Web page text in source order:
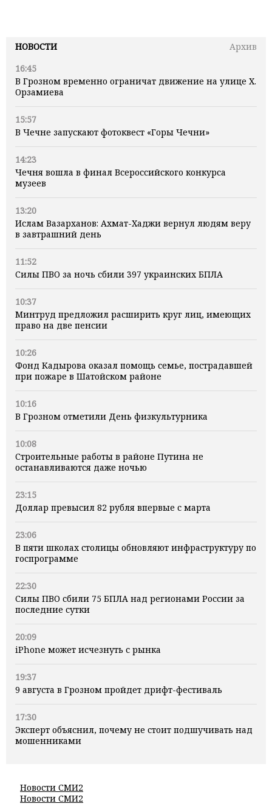
НОВОСТИ
Архив
16:45
В Грозном временно ограничат движение на улице Х.
Орзамиева
15:57
В Чечне запускают фотоквест «Горы Чечни»
14:23
Чечня вошла в финал Всероссийского конкурса
музеев
13:20
Ислам Вазарханов: Ахмат-Хаджи вернул людям веру
в завтрашний день
11:52
Силы ПВО за ночь сбили 397 украинских БПЛА
10:37
Минтруд предложил расширить круг лиц, имеющих
право на две пенсии
10:26
Фонд Кадырова оказал помощь семье, пострадавшей
при пожаре в Шатойском районе
10:16
В Грозном отметили День физкультурника
10:08
Строительные работы в районе Путина не
останавливаются даже ночью
23:15
Доллар превысил 82 рубля впервые с марта
23:06
В пяти школах столицы обновляют инфраструктуру по
госпрограмме
22:30
Силы ПВО сбили 75 БПЛА над регионами России за
последние сутки
20:09
iPhone может исчезнуть с рынка
19:37
9 августа в Грозном пройдет дрифт-фестиваль
17:30
Эксперт объяснил, почему не стоит подшучивать над
мошенниками
Новости СМИ2
Новости СМИ2